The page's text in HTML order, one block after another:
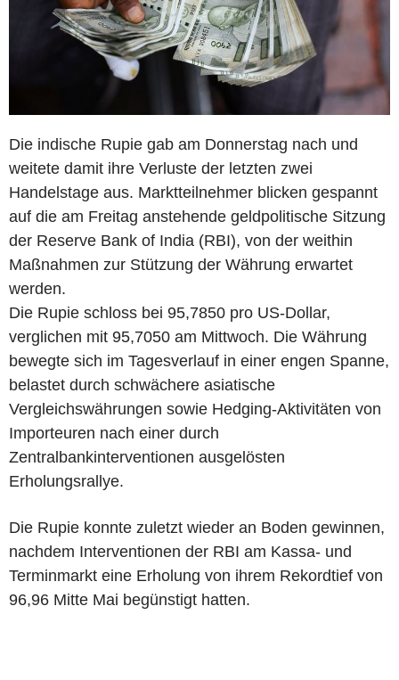
Die indische Rupie gab am Donnerstag nach und
weitete damit ihre Verluste der letzten zwei
Handelstage aus. Marktteilnehmer blicken gespannt
auf die am Freitag anstehende geldpolitische Sitzung
der Reserve Bank of India (RBI), von der weithin
Maßnahmen zur Stützung der Währung erwartet
werden.
Die Rupie schloss bei 95,7850 pro US-Dollar,
verglichen mit 95,7050 am Mittwoch. Die Währung
bewegte sich im Tagesverlauf in einer engen Spanne,
belastet durch schwächere asiatische
Vergleichswährungen sowie Hedging-Aktivitäten von
Importeuren nach einer durch
Zentralbankinterventionen ausgelösten
Erholungsrallye.
Die Rupie konnte zuletzt wieder an Boden gewinnen,
nachdem Interventionen der RBI am Kassa- und
Terminmarkt eine Erholung von ihrem Rekordtief von
96,96 Mitte Mai begünstigt hatten.